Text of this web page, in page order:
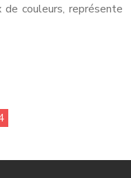
de couleurs, représente